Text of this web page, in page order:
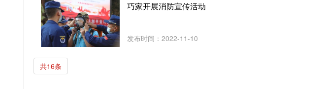
巧家开展消防宣传活动
发布时间：2022-11-10
共16条